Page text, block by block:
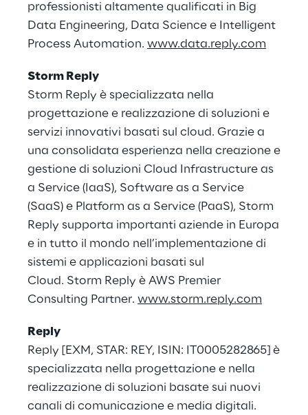
professionisti altamente qualificati in Big
Data Engineering, Data Science e Intelligent
Process Automation. www.data.reply.com
Storm Reply
Storm Reply è specializzata nella
progettazione e realizzazione di soluzioni e
servizi innovativi basati sul cloud. Grazie a
una consolidata esperienza nella creazione e
gestione di soluzioni Cloud Infrastructure as
a Service (IaaS), Software as a Service
(SaaS) e Platform as a Service (PaaS), Storm
Reply supporta importanti aziende in Europa
e in tutto il mondo nell’implementazione di
sistemi e applicazioni basati sul
Cloud. Storm Reply è AWS Premier
Consulting Partner. www.storm.reply.com
Reply
Reply [EXM, STAR: REY, ISIN: IT0005282865] è
specializzata nella progettazione e nella
realizzazione di soluzioni basate sui nuovi
canali di comunicazione e media digitali.